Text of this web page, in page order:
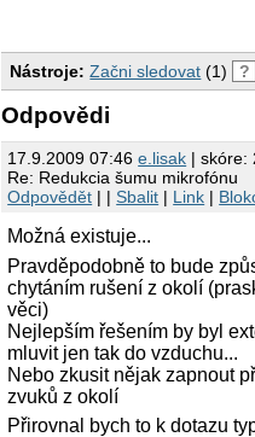
Nástroje: Začni sledovat (1) ?
Odpovědi
17.9.2009 07:46e.lisak | skóre:
Re: Redukcia šumu mikrofónu
Odpovědět | |Sbalit | Link |
Možná existuje...
Pravděpodobně to bude
chytáním rušení z okolí
věci)
Nejlepším řešením by byl
mluvit jen tak do vzduchu...
Nebo zkusit nějak zapnout
zvuků z okolí
Přirovnal bych to k dotazu